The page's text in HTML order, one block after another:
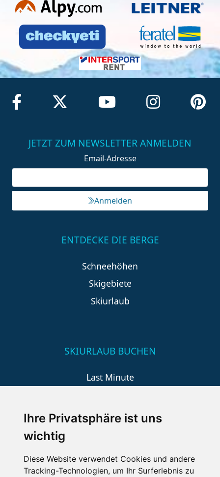
Ihre Privatsphäre ist uns
wichtig
Diese Website verwendet Cookies und andere
Tracking-Technologien, um Ihr Surferlebnis zu
JETZT ZUM NEWSLETTER ANMELDEN
Email-Adresse
Anmelden
ENTDECKE DIE BERGE
Schneehöhen
Skigebiete
Skiurlaub
SKIURLAUB BUCHEN
Last Minute
Wellness
SCHNEEHÖHEN SKI APP